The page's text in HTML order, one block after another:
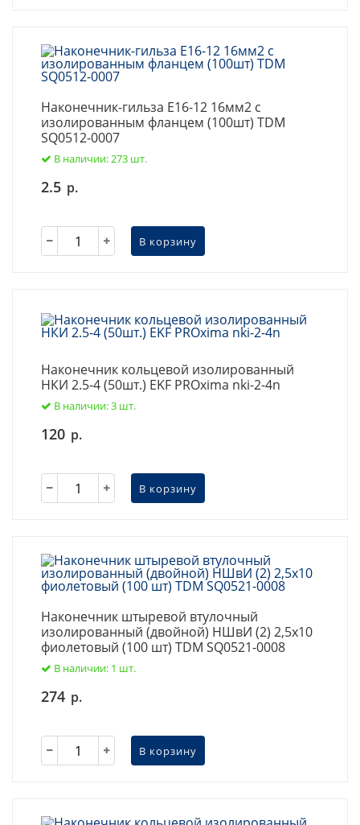
Наконечник-гильза Е16-12 16мм2 с
изолированным фланцем (100шт) TDM
SQ0512-0007
В наличии: 273 шт.
2.5 р.
В корзину
Наконечник кольцевой изолированный
НКИ 2.5-4 (50шт.) EKF PROxima nki-2-4n
В наличии: 3 шт.
120 р.
В корзину
Наконечник штыревой втулочный
изолированный (двойной) НШвИ (2) 2,5х10
фиолетовый (100 шт) TDM SQ0521-0008
В наличии: 1 шт.
274 р.
В корзину